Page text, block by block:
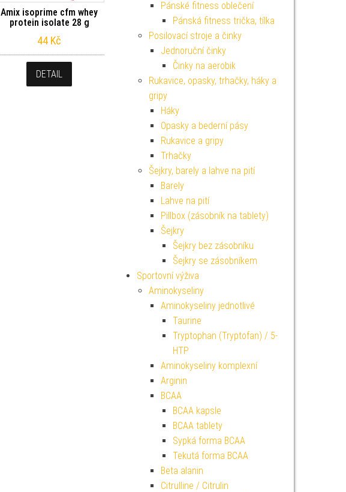
Amix isoprime cfm whey
protein isolate 28 g
44 Kč
DETAIL
Pánské fitness oblečení
Pánská fitness trička, tílka
Posilovací stroje a činky
Jednoruční činky
Činky na aerobik
Rukavice, opasky, trhačky, háky a
gripy
Háky
Opasky a bederní pásy
Rukavice a gripy
Trhačky
Šejkry, barely a lahve na pití
Barely
Lahve na pití
Pillbox (zásobník na tablety)
Šejkry
Šejkry bez zásobníku
Šejkry se zásobníkem
Sportovní výživa
Aminokyseliny
Aminokyseliny jednotlivé
Taurine
Tryptophan (Tryptofan) / 5-
HTP
Aminokyseliny komplexní
Arginin
BCAA
BCAA kapsle
BCAA tablety
Sypká forma BCAA
Tekutá forma BCAA
Beta alanin
Citrulline / Citrulin